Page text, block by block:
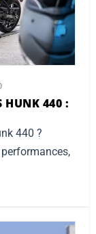
HUNK 440 :
440 ?